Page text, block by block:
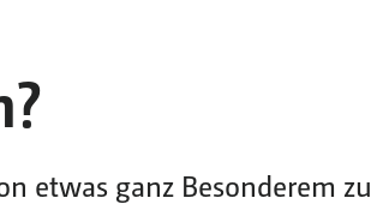
etwas ganz Besonderem zu